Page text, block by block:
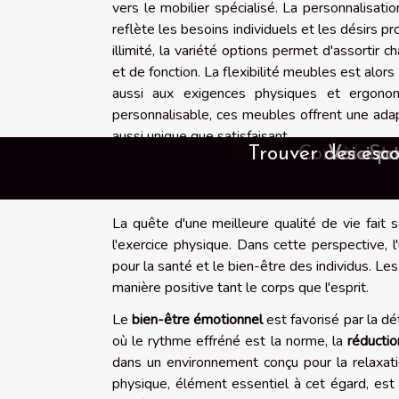
vers le mobilier spécialisé. La
reflète les besoins individuels et les désirs
illimité, la variété options permet d'assortir
et de fonction. La flexibilité meubles est
aussi aux exigences physiques et
personnalisable, ces meubles offrent une
aussi unique que satisfaisant.
La quête d'une meilleure qualité de vie fait
l'exercice physique. Dans cette
pour la santé et le bien-être des individus. Les
manière positive tant le corps que l'esprit.
Lebien-être émotionnelest favorisé par la
où le rythme effréné est la norme, la
dans un environnement conçu pour la
physique, élément essentiel à cet égard,
Exploration
Exploration
Comment les
Comment
Exploration
Comment lesComment
Les films
Comment les outils en
Guide pour
Comment les
Guide
Exploration de la
Comment les vidéos
Exploration
Guide
Stratégies de
Comment
L'importance
Exploration des
Les impactsComment
Comment
Les vidéos
Quels sont
Quelles sont
Snap
Quels sont les
Comment choisir
Nos
Comment
Voici
Trouver des